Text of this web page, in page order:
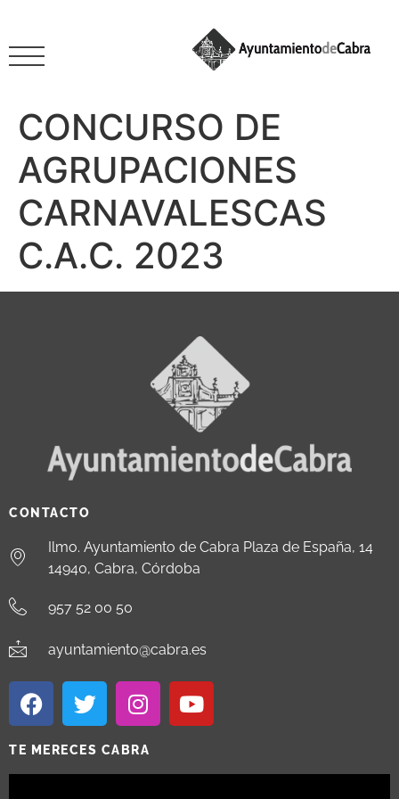
CONCURSO DE
AGRUPACIONES
CARNAVALESCAS
C.A.C. 2023
CONTACTO
Ilmo. Ayuntamiento de Cabra Plaza de España, 14
14940, Cabra, Córdoba
957 52 00 50
ayuntamiento@cabra.es
TE MERECES CABRA